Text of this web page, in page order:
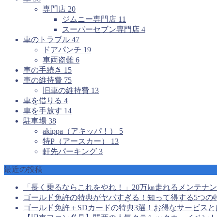
専門店 20
ジムニー専門店 11
スーパーセブン専門店 4
車のトラブル 47
ドアパンチ 19
車両盗難 6
車の手続き 15
車の維持費 75
旧車の維持費 13
車を借りる 4
車を手放す 14
駐車場 38
akippa（アキッパ！） 5
特P（アースカー） 13
軒先パーキング 3
最近の投稿
「長く乗るならこれをやれ！」20万㎞走れるメンテナ
ゴールド免許の特典がヤバすぎる！知って得する5つの
ゴールド免許＋SDカードの特典3選！お得なサービスと